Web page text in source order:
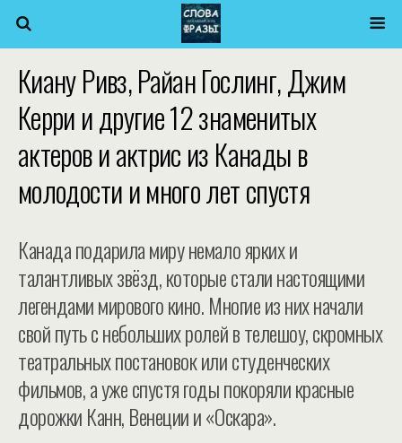
Киану Ривз, Райан Гослинг, Джим
Керри и другие 12 знаменитых
актеров и актрис из Канады в
молодости и много лет спустя
Канада подарила миру немало ярких и
талантливых звёзд, которые стали настоящими
легендами мирового кино. Многие из них начали
свой путь с небольших ролей в телешоу, скромных
театральных постановок или студенческих
фильмов, а уже спустя годы покоряли красные
дорожки Канн, Венеции и «Оскара».